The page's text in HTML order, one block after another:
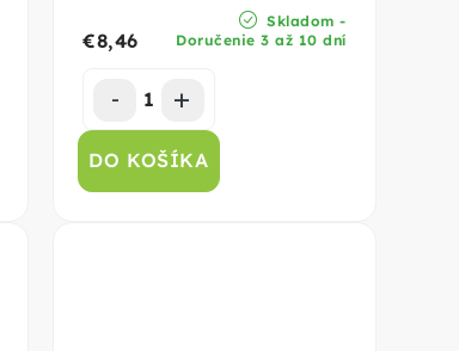
Skladom -
Doručenie 3 až 10 dní
€8,46
DO KOŠÍKA